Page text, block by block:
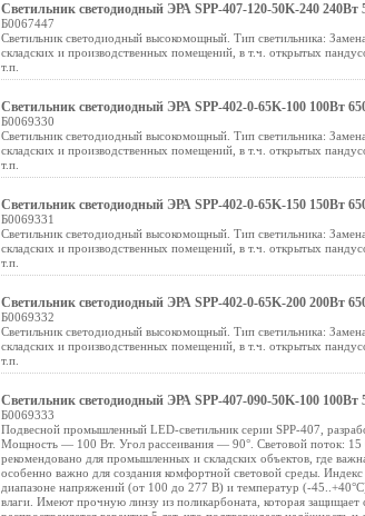
Светильник светодиодный ЭРА SPP-407-120-50K-240 240Вт
Б0067447
Светильник светодиодный высокомощный. Тип светильника:
складских и производственных помещений, в т.ч. открытых
т.п.
Светильник светодиодный ЭРА SPP-402-0-65K-100 100Вт
Б0069330
Светильник светодиодный высокомощный. Тип светильника:
складских и производственных помещений, в т.ч. открытых
т.п.
Светильник светодиодный ЭРА SPP-402-0-65K-150 150Вт
Б0069331
Светильник светодиодный высокомощный. Тип светильника:
складских и производственных помещений, в т.ч. открытых
т.п.
Светильник светодиодный ЭРА SPP-402-0-65K-200 200Вт
Б0069332
Светильник светодиодный высокомощный. Тип светильника:
складских и производственных помещений, в т.ч. открытых
т.п.
Светильник светодиодный ЭРА SPP-407-090-50K-100
Б0069333
Подвесной промышленный LED-светильник серии SPP-407,
Мощность — 100 Вт. Угол рассеивания — 90°. Световой поток:
рекомендовано для промышленных и складских объектов, где
особенно важно для создания комфортной световой среды.
диапазоне напряжений (от 100 до 277 В) и температур (-
влаги. Имеют прочную линзу из поликарбоната, которая